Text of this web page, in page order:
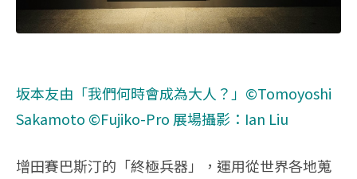
坂本友由「我們何時會成為大人？」©Tomoyoshi
Sakamoto ©Fujiko-Pro 展場攝影：Ian Liu
增田賽巴斯汀的「終極兵器」，運用從世界各地蒐